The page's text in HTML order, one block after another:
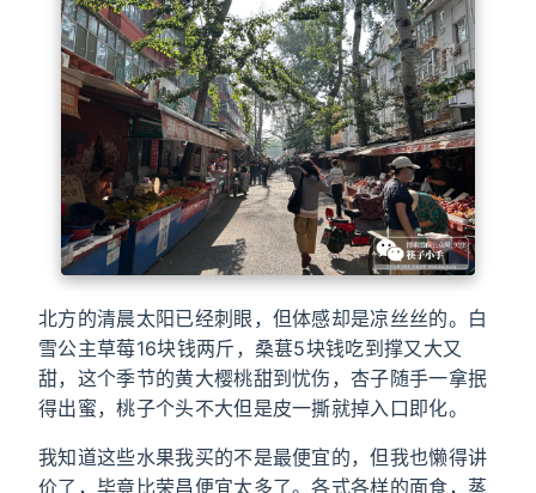
北方的清晨太阳已经刺眼，但体感却是凉丝丝的。白
雪公主草莓16块钱两斤，桑葚5块钱吃到撑又大又
甜，这个季节的黄大樱桃甜到忧伤，杏子随手一拿抿
得出蜜，桃子个头不大但是皮一撕就掉入口即化。
我知道这些水果我买的不是最便宜的，但我也懒得讲
价了，毕竟比荣昌便宜太多了。各式各样的面食，蒸